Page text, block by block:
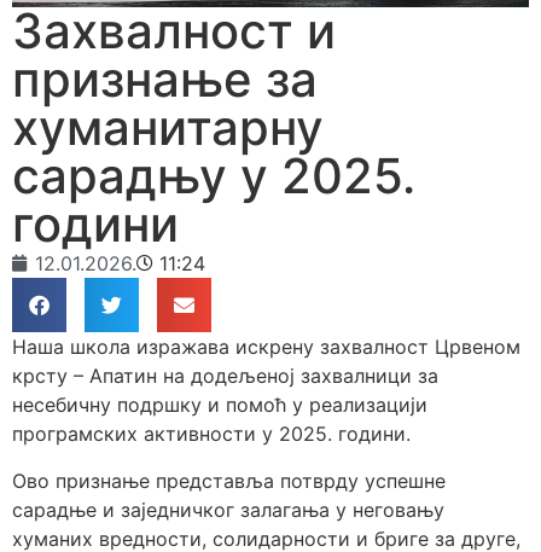
Захвалност и
признање за
хуманитарну
сарадњу у 2025.
години
12.01.2026. 11:24
Наша школа изражава искрену захвалност Црвеном
крсту – Апатин на додељеној захвалници за
несебичну подршку и помоћ у реализацији
програмских активности у 2025. години.
Ово признање представља потврду успешне
сарадње и заједничког залагања у неговању
хуманих вредности, солидарности и бриге за друге,